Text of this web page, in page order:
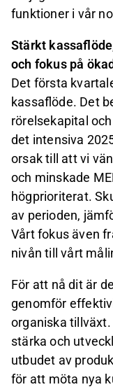
funktioner i vår
Stärkt
och fokus på
Det första
kassaflöde. Det
rörelsekapital
det intensiva
orsak till att vi
och minskade
högprioriterat.
av perioden,
Vårt fokus även
nivån till vårt
För att nå dit är
genomför
organiska
stärka och
utbudet av
för att möta nya